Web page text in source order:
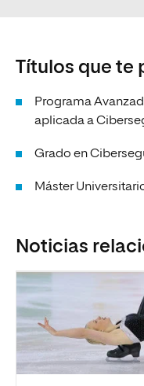
Títulos que te
Programa
aplicada a
Grado en
Máster
Noticias